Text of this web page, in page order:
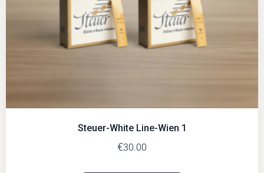
Steuer-White Line-Wien 1
€30.00